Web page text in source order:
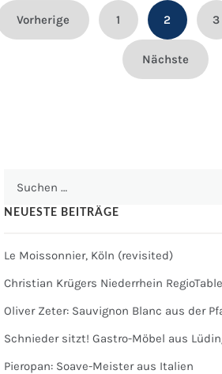
Vorherige 1 2 3
Nächste
NEUESTE BEITRÄGE
Le Moissonnier, Köln (revisited)
Christian Krügers Niederrhein
Oliver Zeter: Sauvignon Blanc aus der
Schnieder sitzt! Gastro-Möbel aus
Pieropan: Soave-Meister aus Italien